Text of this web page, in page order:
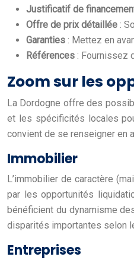
Justificatif de
Offre de prix détaillée :
Garanties : Mettez en
Références : Fournissez
Zoom sur les
La Dordogne offre des
et les spécificités locales
convient de se renseigner en
Immobilier
L’immobilier de caractère
par les opportunités
bénéficient du dynamisme
disparités importantes selon
Entreprises